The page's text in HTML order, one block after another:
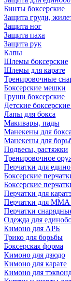
Бинты боксерские
Защита груди,
Защита ног
Защита паха
Защита рук
Капы
Шлемы боксерские
Шлемы для карате
Тренировочные
Боксерские мешки
Груши боксерские
Детские
Лапы для бокса
Макивары, пады
Манекены для бокса
Манекены для
Подвесы, растяжки
Тренировочное
Перчатки для
Боксерские
Боксерские
Перчатки для
Перчатки для
Перчатки
Одежда для
Кимоно для АРБ
Трико для борьбы
Боксерская форма
Кимоно для дзюдо
Кимоно для карате
Кимоно для